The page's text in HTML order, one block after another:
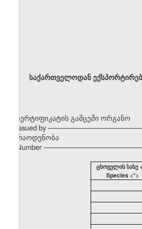
საქართველოდან
სერტიფიკატის გამცემი ორგანო
Issued by
რაოდენობა
Number
ცხოველის სახე
Species <*>